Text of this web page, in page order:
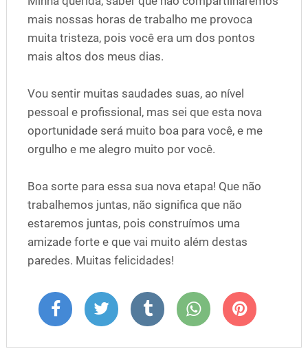
mais nossas horas de trabalho me provoca
muita tristeza, pois você era um dos pontos
mais altos dos meus dias.
Vou sentir muitas saudades suas, ao nível
pessoal e profissional, mas sei que esta nova
oportunidade será muito boa para você, e me
orgulho e me alegro muito por você.
Boa sorte para essa sua nova etapa! Que não
trabalhemos juntas, não significa que não
estaremos juntas, pois construímos uma
amizade forte e que vai muito além destas
paredes. Muitas felicidades!